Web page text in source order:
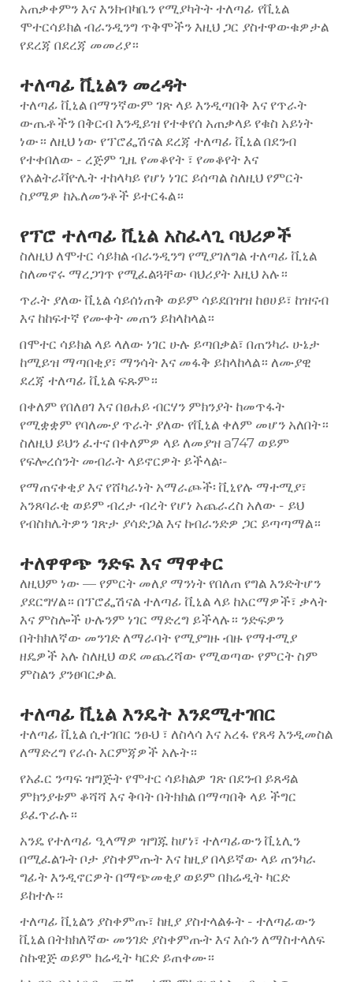
አጠቃቀምን እና እንክብካቤን የሚያካትት ተለጣፊ የቪኒል
ሞተርሳይክል ብራንዲንግ ጥቅሞችን እዚህ ጋር ያስተዋውቁዎታል
የደረጃ በደረጃ መመሪያ።
ተለጣፊ ቪኒልን መረዳት
ተለጣፊ ቪኒል በማንኛውም ገጽ ላይ እንዲጣበቅ እና የጥራት
ውጤቶችን በቅርብ እንዲይዝ የተቀየሰ አጠቃላይ የቁስ አይነት
ነው። ለዚህ ነው የፕሮፌሽናል ደረጃ ተለጣፊ ቪኒል በደንብ
የተቀበለው - ረጅም ጊዜ የመቆየት ፣ የመቆየት እና
የአልትራቫዮሌት ተከላካይ የሆነ ነገር ይሰጣል ስለዚህ የምርት
ስያሜዎ ከኤለመንቶች ይተርፋል።
የፕሮ ተለጣፊ ቪኒል አስፈላጊ ባህሪዎች
ስለዚህ ለሞተር ሳይክል ብራንዲንግ የሚያገለግል ተለጣፊ ቪኒል
ስለመኖሩ ማረጋገጥ የሚፈልጓቸው ባህሪያት እዚህ አሉ።
ጥራት ያለው ቪኒል ሳይሰነጠቅ ወይም ሳይደበዝዝ ከፀሀይ፣ ከዝናብ
እና ከከፍተኛ የሙቀት መጠን ይከላከላል።
በሞተር ሳይክል ላይ ላለው ነገር ሁሉ ይጣበቃል፣ በጠንካራ ሁኔታ
ከሚይዝ ማጣበቂያ፣ ማንሳት እና መፋቅ ይከላከላል። ለሙያዊ
ደረጃ ተለጣፊ ቪኒል ፍጹም።
በቀለም የበለፀገ እና በፀሐይ ብርሃን ምክንያት ከመጥፋት
የሚቋቋም የባለሙያ ጥራት ያለው የቪኒል ቀለም መሆን አለበት።
ስለዚህ ይህን ፈተና በቀለምዎ ላይ ለመያዝ a747 ወይም
የፍሎረሰንት መብራት ላይኖርዎት ይችላል፡-
የማጠናቀቂያ እና የሸካራነት አማራጮች፡ ቪኒየሉ ማተሚያ፣
አንጸባራቂ ወይም ብረታ ብረት የሆነ አጨራረስ አለው - ይህ
የብስክሌትዎን ገጽታ ያሳድጋል እና ከብራንድዎ ጋር ይጣጣማል።
ተለዋዋጭ ንድፍ እና ማዋቀር
ለዚህም ነው — የምርት መለያ ማንነት የበለጠ የግል እንድትሆን
ያደርግሃል። በፕሮፌሽናል ተለጣፊ ቪኒል ላይ ከአርማዎች፣ ቃላት
እና ምስሎች ሁሉንም ነገር ማድረግ ይችላሉ። ንድፍዎን
በትክክለኛው መንገድ ለማራባት የሚያግዙ ብዙ የማተሚያ
ዘዴዎች አሉ ስለዚህ ወደ መጨረሻው የሚወጣው የምርት ስም
ምስልን ያንፀባርቃል.
ተለጣፊ ቪኒል እንዴት እንደሚተገበር
ተለጣፊ ቪኒል ሲተገበር ንፁህ ፣ ለስላሳ እና አረፋ የጸዳ እንዲመስል
ለማድረግ የራሱ እርምጃዎች አሉት።
የአፈር ንጣፍ ዝግጅት የሞተር ሳይክልዎ ገጽ በደንብ ይጸዳል
ምክንያቱም ቆሻሻ እና ቅባት በትክክል በማጣበቅ ላይ ችግር
ይፈጥራሉ።
አንዴ የተለጣፊ ዒላማዎ ዝግጁ ከሆነ፣ ተለጣፊውን ቪኒሊን
በሚፈልጉት ቦታ ያስቀምጡት እና ከዚያ በላይኛው ላይ ጠንካራ
ግፊት እንዲኖርዎት በማጭመቂያ ወይም በክሬዲት ካርድ
ይከተሉ።
ተለጣፊ ቪኒልን ያስቀምጡ፣ ከዚያ ያስተላልፉት - ተለጣፊውን
ቪኒል በትክክለኛው መንገድ ያስቀምጡት እና እሱን ለማስተላለፍ
ስኩዊጅ ወይም ክሬዲት ካርድ ይጠቀሙ።